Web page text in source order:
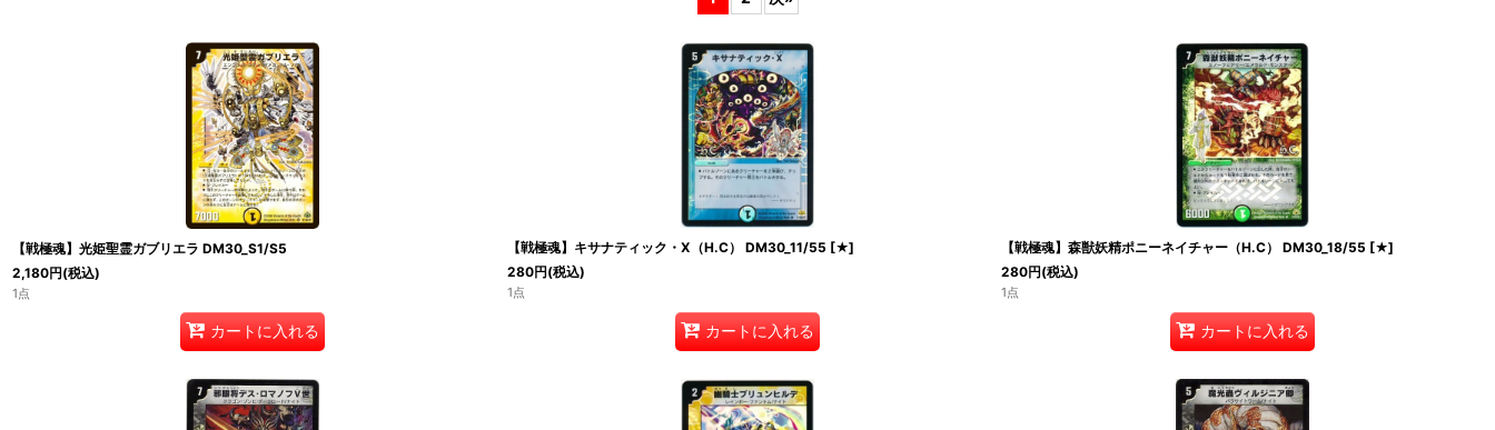
絞り込む
【戦極魂】光姫聖霊ガブリエラ DM30_S1/S5
2,180円(税込)
1点
カートに入れる
【戦極魂】キサナティック・X（H.C） DM30_11/55 [★]
280円(税込)
1点
カートに入れる
【戦極魂】森獣妖精ポニーネイチャー（H.C） DM30_18/55 [★]
280円(税込)
1点
カートに入れる